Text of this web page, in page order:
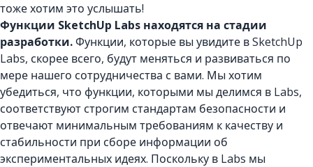
тоже хотим это услышать!
Функции SketchUp Labs находятся на стадии
разработки.Функции, которые вы увидите в SketchUp
Labs, скорее всего, будут меняться и развиваться по
мере нашего сотрудничества с вами. Мы хотим
убедиться, что функции, которыми мы делимся в Labs,
соответствуют строгим стандартам безопасности и
отвечают минимальным требованиям к качеству и
стабильности при сборе информации об
экспериментальных идеях. Поскольку в Labs мы